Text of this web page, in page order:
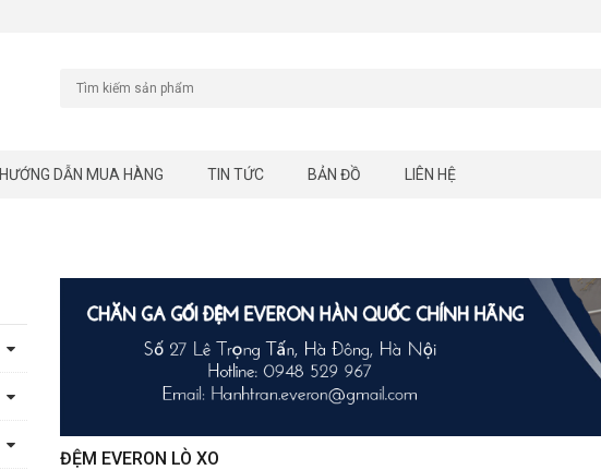
HƯỚNG DẪN MUA HÀNG TIN TỨC BẢN ĐỒ LIÊN HỆ
ĐỆM EVERON LÒ XO